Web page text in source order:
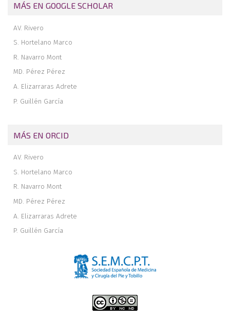
MÁS EN GOOGLE SCHOLAR
AV. Rivero
S. Hortelano Marco
R. Navarro Mont
MD. Pérez Pérez
A. Elizarraras Adrete
P. Guillén García
MÁS EN ORCID
AV. Rivero
S. Hortelano Marco
R. Navarro Mont
MD. Pérez Pérez
A. Elizarraras Adrete
P. Guillén García